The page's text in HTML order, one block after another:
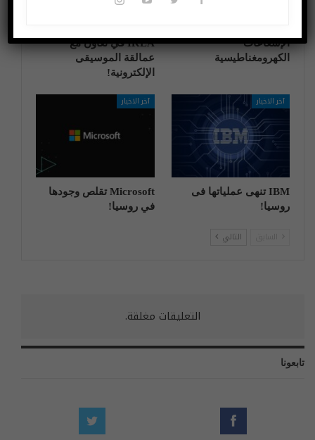
الإشعاعات
الكهرومغناطيسية
IKEA في تعاون مع
عمالقة الموسيقى
الإلكترونية!
آخر الاخبار
IBM تنهی عملیاتها فی
روسیا!
آخر الاخبار
Microsoft تقلص وجودها
في روسيا!
التالي
التعليقات مغلقة.
تابعونا